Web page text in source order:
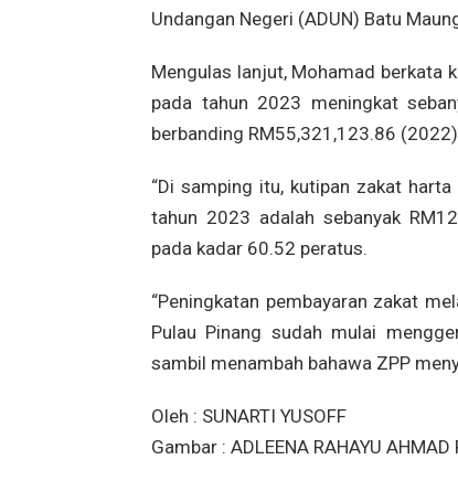
Undangan Negeri (ADUN) Batu
Mengulas lanjut, Mohamad berkata
pada tahun 2023 meningkat
berbanding RM55,321,123.86
“Di samping itu, kutipan zakat
tahun 2023 adalah sebanyak
pada kadar 60.52 peratus.
“Peningkatan pembayaran zakat
Pulau Pinang sudah mulai
sambil menambah bahawa ZPP
Oleh : SUNARTI YUSOFF
Gambar : ADLEENA RAHAYU AHMAD